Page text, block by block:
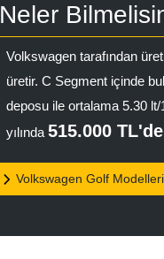
Neler
Volkswagen tarafından
üretir. C Segment içinde
deposu ile ortalama 5.30
yılında 515.000
Volkswagen Golf Modelleri